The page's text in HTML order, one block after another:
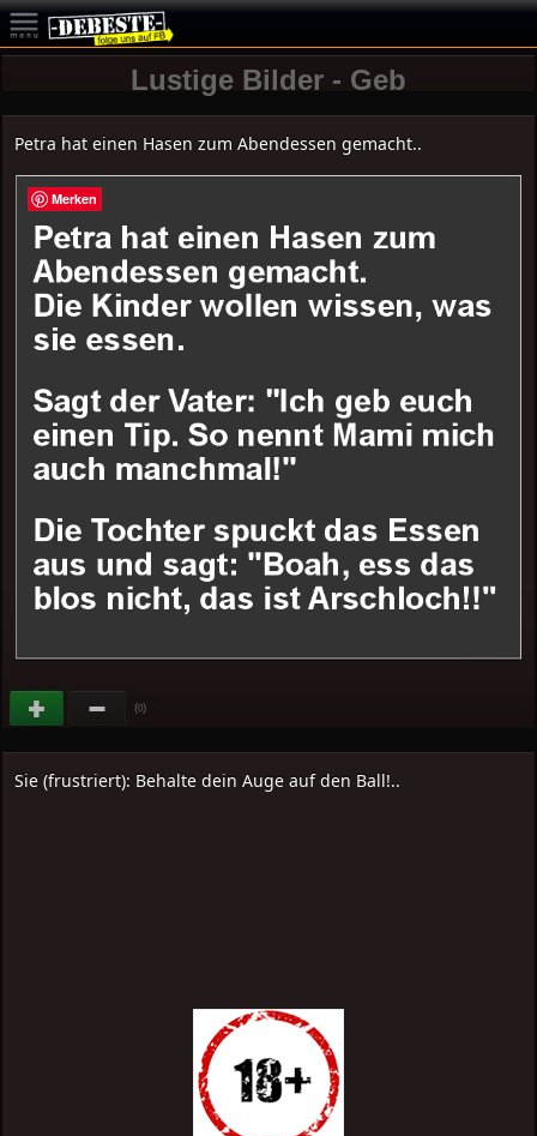
Lustige Bilder - Geb
Petra hat einen Hasen zum Abendessen gemacht..
(0)
Sie (frustriert): Behalte dein Auge auf den Ball!..
Merken